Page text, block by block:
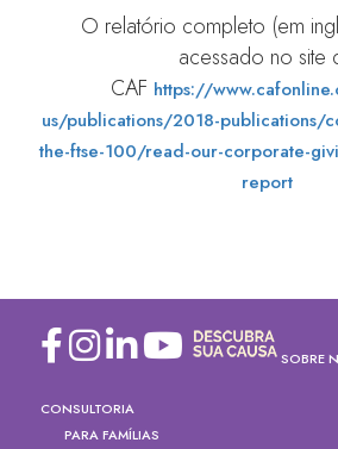
O relatório completo (em
acessado no site
CAF https://
us/publications/2018-publications/
the-ftse-100/read-our-corporate-
report
SOBRE
CONSULTORIA
PARA FAMÍLIAS